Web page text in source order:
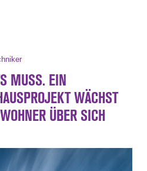
MUSS. EIN
WÄCHST
ÜBER SICH